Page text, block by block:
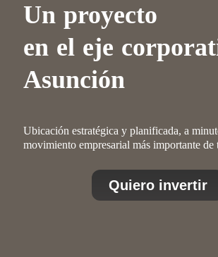
Un proyecto
en el eje
Asunción
Ubicación estratégica y planificada, a
movimiento empresarial más importante de
Quiero invertir